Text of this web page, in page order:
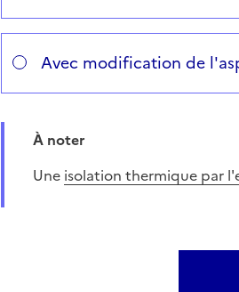
Avec modification de
À noter
Une isolation thermique par